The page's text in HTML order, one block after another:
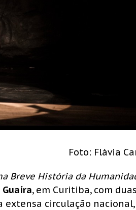
Foto: Flávia
Breve História da
, em Curitiba, com duas
extensa circulação nacional,